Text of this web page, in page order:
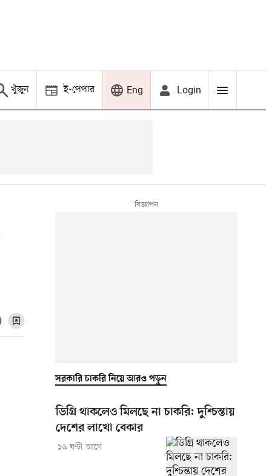
খুঁজুন ই-পেপার Eng Login
সরকারি চাকরি নিয়ে আরও পড়ুন
ডিগ্রি থাকলেও মিলছে না চাকরি: দুশ্চিন্তায়
দেশের লাখো বেকার
১৬ ঘণ্টা আগে